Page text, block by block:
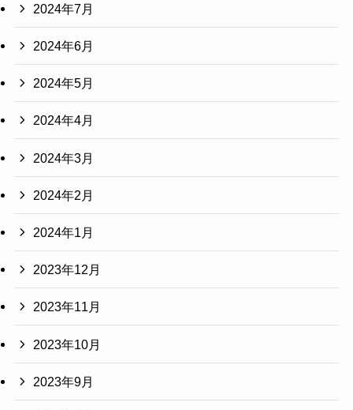
2024年7月
2024年6月
2024年5月
2024年4月
2024年3月
2024年2月
2024年1月
2023年12月
2023年11月
2023年10月
2023年9月